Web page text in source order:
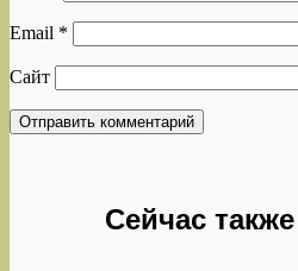
Email *
Сайт
Сейчас